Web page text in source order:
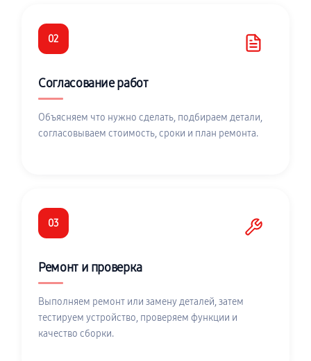
02
Согласование работ
Объясняем что нужно сделать, подбираем детали,
согласовываем стоимость, сроки и план ремонта.
03
Ремонт и проверка
Выполняем ремонт или замену деталей, затем
тестируем устройство, проверяем функции и
качество сборки.